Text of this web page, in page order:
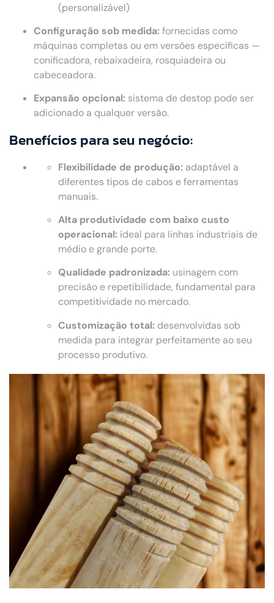
(personalizável)
Configuração sob medida:fornecidas como
máquinas completas ou em versões específicas —
conificadora, rebaixadeira, rosquiadeira ou
cabeceadora.
Expansão opcional: sistema de destop pode ser
adicionado a qualquer versão.
Benefícios para seu negócio:
Flexibilidade de produção: adaptável a
diferentes tipos de cabos e ferramentas
manuais.
Alta produtividade com baixo custo
operacional: ideal para linhas industriais de
médio e grande porte.
Qualidade padronizada: usinagem com
precisão e repetibilidade, fundamental para
competitividade no mercado.
Customização total: desenvolvidas sob
medida para integrar perfeitamente ao seu
processo produtivo.